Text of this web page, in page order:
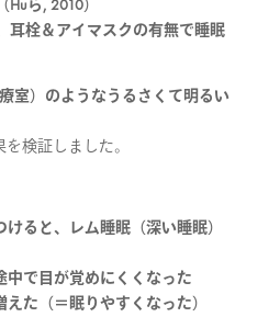
ら, 2010）
耳栓＆アイマスクの有無で睡眠
室）のようなうるさくて明るい
検証しました。
ると、レム睡眠（深い睡眠）
中で目が覚めにくくなった
た（＝眠りやすくなった）